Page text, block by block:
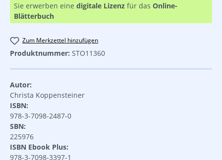
Sie erwerben eine digitale Lizenz für das Online-
Blätterbuch
Zum Merkzettel hinzufügen
Produktnummer: STO11360
Autor:
Christa Koppensteiner
ISBN:
978-3-7098-2487-0
SBN:
225976
ISBN Ebook Plus:
978-3-7098-3397-1